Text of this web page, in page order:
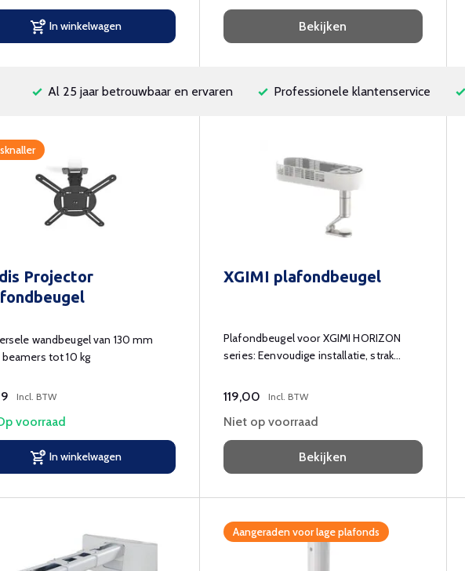
In winkelwagen Bekijken
Al 25 jaar betrouwbaar en ervaren Professionele klantenservice
Projector
wandbeugel van 130 mm
tot 10 kg
Incl. BTW
voorraad
In winkelwagen
XGIMI plafondbeugel
Plafondbeugel voor XGIMI HORIZON
series: Eenvoudige installatie, strak
119,00 Incl. BTW
Niet op voorraad
Bekijken
Aangeraden voor lage plafonds